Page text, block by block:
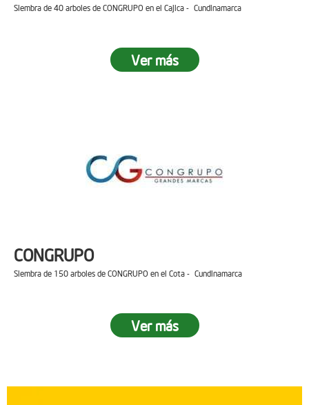
Siembra de 40 arboles de CONGRUPO en el Cajica - Cundinamarca
Ver más
CONGRUPO
Siembra de 150 arboles de CONGRUPO en el Cota - Cundinamarca
Ver más